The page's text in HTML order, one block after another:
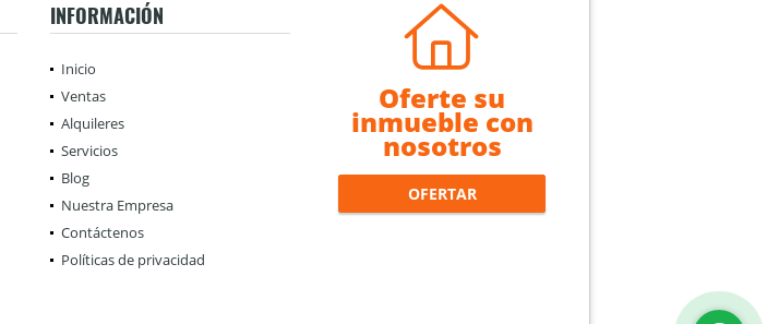
INFORMACIÓN
Inicio
Ventas
Alquileres
Servicios
Blog
Nuestra Empresa
Contáctenos
Políticas de privacidad
Oferte su
inmueble con
nosotros
OFERTAR